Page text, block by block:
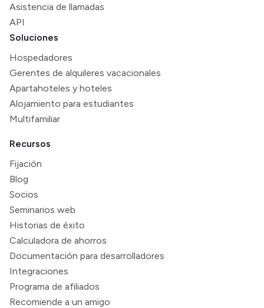
Asistencia de llamadas
API
Soluciones
Hospedadores
Gerentes de alquileres vacacionales
Apartahoteles y hoteles
Alojamiento para estudiantes
Multifamiliar
Recursos
Fijación
Blog
Socios
Seminarios web
Historias de éxito
Calculadora de ahorros
Documentación para desarrolladores
Integraciones
Programa de afiliados
Recomiende a un amigo